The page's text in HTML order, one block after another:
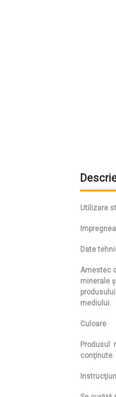
Utilizare
Date
Amestec
minerale
mediului.
Culoare
Produsul
conţinute.